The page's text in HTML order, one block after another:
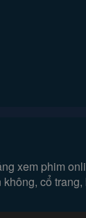
xem phim
cổ